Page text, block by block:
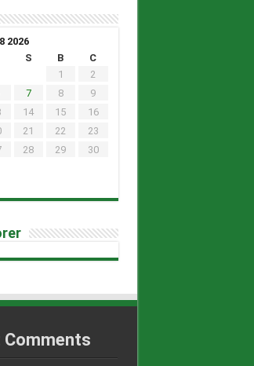
2026
S B
C
1
2
7 8
9
14 15
16
21 22
23
28 29
30
Comments